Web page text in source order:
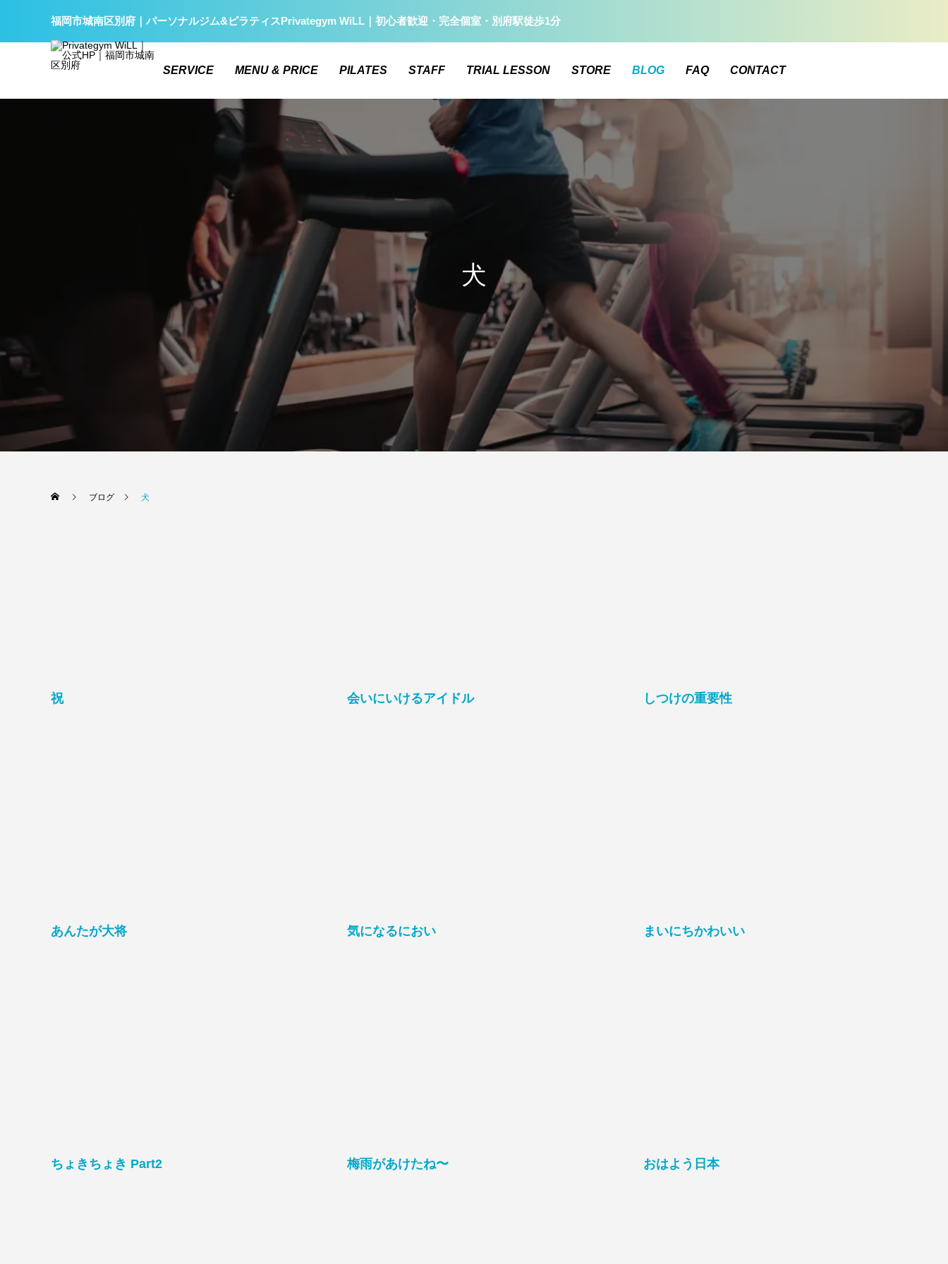
福岡市城南区別府｜パーソナルジム&ピラティスPrivategym WiLL｜初心者歓迎・完全個室・別府駅徒歩1分
SERVICE MENU & PRICE PILATES STAFF TRIAL LESSON STORE BLOG FAQ CONTACT
犬
ブログ 犬
祝 会いにいけるアイドル しつけの重要性
あんたが大将 気になるにおい まいにちかわいい
ちょきちょき Part2 梅雨があけたね〜 おはよう日本